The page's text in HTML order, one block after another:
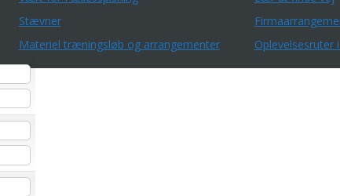
Stævner
Materiel træningsløb og arrangementer
Oplevelsesruter